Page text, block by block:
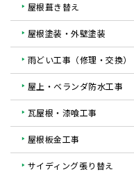
屋根葺き替え
屋根塗装・外壁塗装
雨どい工事（修理・交換）
屋上・ベランダ防水工事
瓦屋根・漆喰工事
屋根板金工事
サイディング張り替え